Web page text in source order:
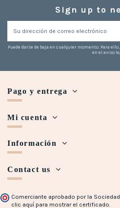
Sign up to
Puede darse de baja en cualquier momento. Para
en el aviso
Pago y entrega
Mi cuenta
Información
Contact us
Comerciante aprobado por la
clic aquí para mostrar el certificado.